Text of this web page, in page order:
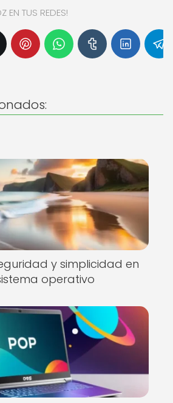
EN TUS REDES!
y simplicidad en
operativo